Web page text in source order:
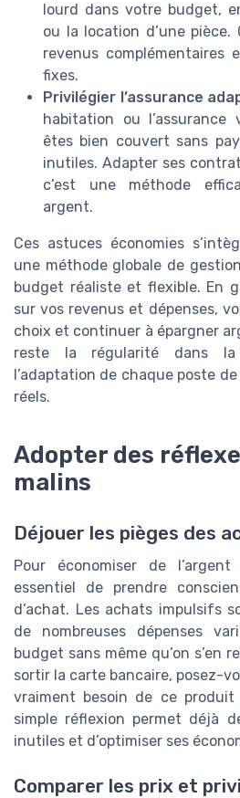
lourd dans votre budget,
ou la location d’une pièce.
revenus complémentaires
fixes.
Privilégier l’assurance
habitation ou
êtes bien couvert sans
inutiles. Adapter ses
c’est une méthode
argent.
Ces astuces économies
une méthode globale de
budget réaliste et flexible. En
sur vos revenus et dépenses,
choix et continuer à épargner
reste la régularité dans
l’adaptation de chaque poste
réels.
Adopter des
malins
Déjouer les pièges des
Pour économiser de
essentiel de prendre
d’achat. Les achats impulsifs
de nombreuses dépenses
budget sans même qu’on s’en
sortir la carte bancaire, posez-
vraiment besoin de ce
simple réflexion permet déjà
inutiles et d’optimiser ses
Comparer les prix et